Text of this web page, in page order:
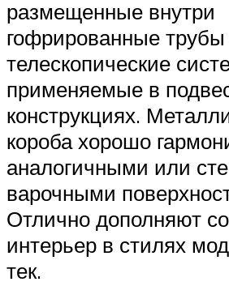
размещенные внутри
гофрированные
телескопические
применяемые в
конструкциях.
короба хорошо
аналогичными или
варочными
Отлично дополняют
интерьер в стилях
тек.